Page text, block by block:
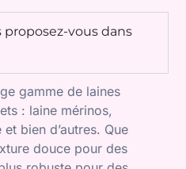
proposez-vous dans
gamme de laines
: laine mérinos,
bien d’autres. Que
douce pour des